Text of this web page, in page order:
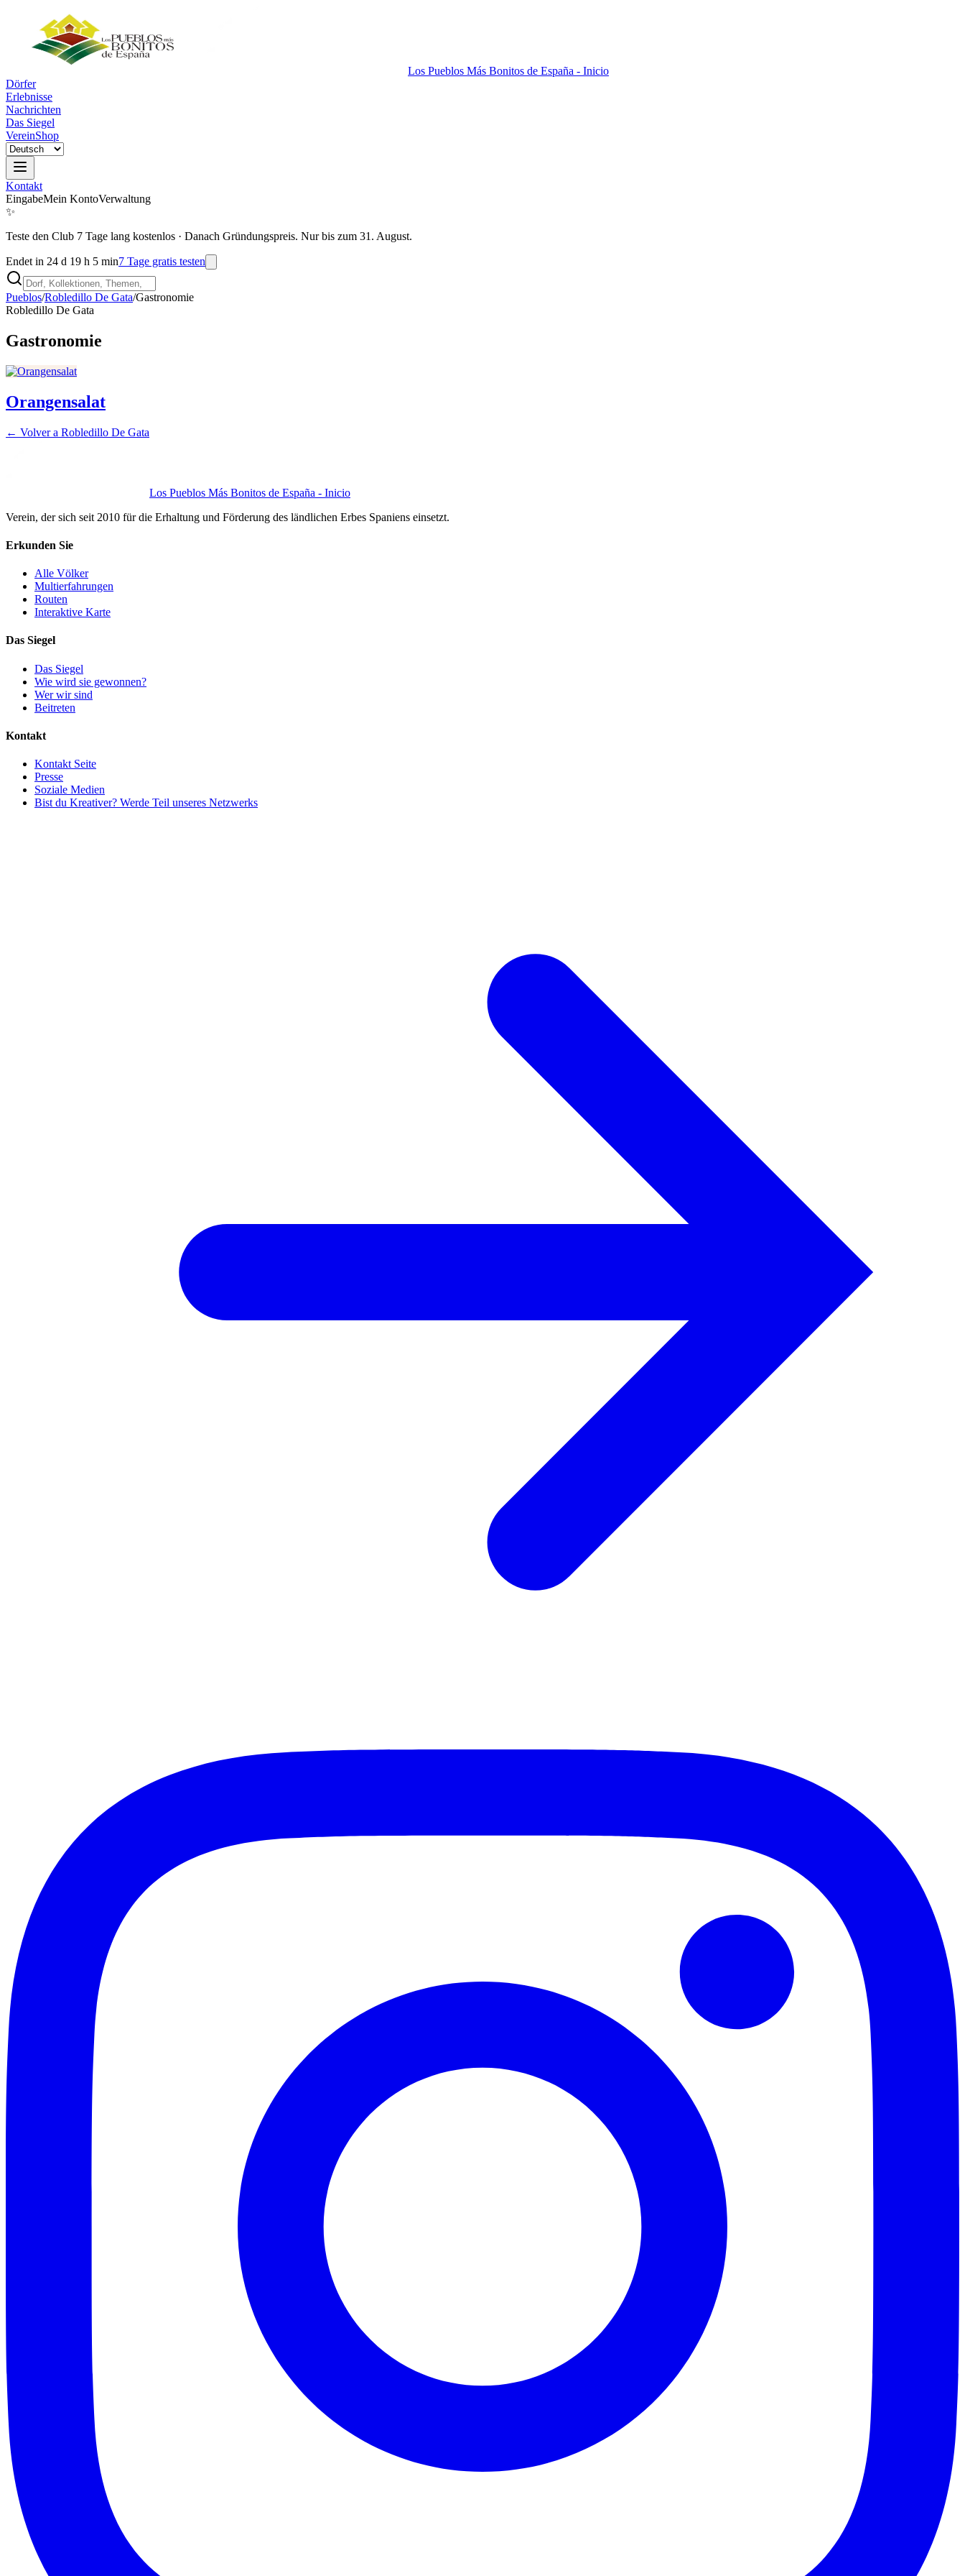
Los Pueblos Más Bonitos de España - Inicio
Dörfer
Erlebnisse
Nachrichten
Das Siegel
VereinShop
Kontakt
EingabeMein KontoVerwaltung
✨
Teste den Club 7 Tage lang kostenlos · Danach Gründungspreis. Nur bis zum 31. August.
Endet in 24 d 19 h 5 min7 Tage gratis testen
Pueblos/Robledillo De Gata/Gastronomie
Robledillo De Gata
Gastronomie
Orangensalat
← Volver a Robledillo De Gata
Los Pueblos Más Bonitos de España - Inicio
Verein, der sich seit 2010 für die Erhaltung und Förderung des ländlichen Erbes Spaniens einsetzt.
Erkunden Sie
Alle Völker
Multierfahrungen
Routen
Interaktive Karte
Das Siegel
Das Siegel
Wie wird sie gewonnen?
Wer wir sind
Beitreten
Kontakt
Kontakt Seite
Presse
Soziale Medien
Bist du Kreativer? Werde Teil unseres Netzwerks